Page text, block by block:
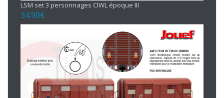
LSM set 3 personnages CIWL époque III
34.90€